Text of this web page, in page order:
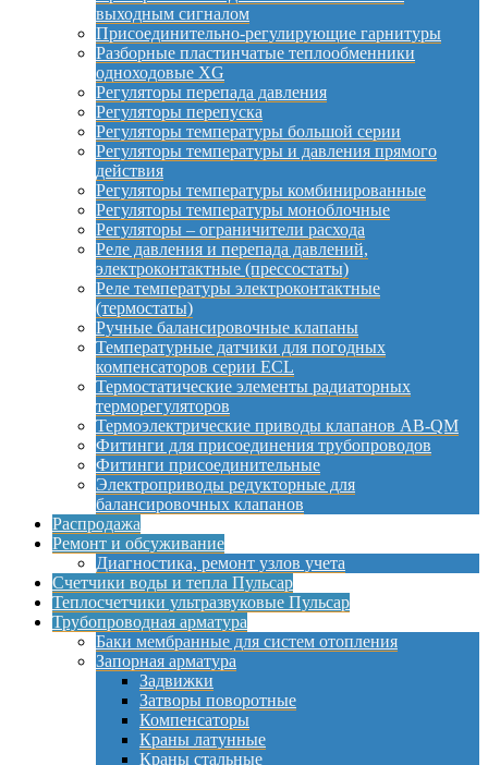
выходным сигналом
Присоединительно-регулирующие гарнитуры
Разборные пластинчатые теплообменники
одноходовые XG
Регуляторы перепада давления
Регуляторы перепуска
Регуляторы температуры большой серии
Регуляторы температуры и давления прямого
действия
Регуляторы температуры комбинированные
Регуляторы температуры моноблочные
Регуляторы – ограничители расхода
Реле давления и перепада давлений,
электроконтактные (прессостаты)
Реле температуры электроконтактные
(термостаты)
Ручные балансировочные клапаны
Температурные датчики для погодных
компенсаторов серии ECL
Термостатические элементы радиаторных
терморегуляторов
Термоэлектрические приводы клапанов AB-QM
Фитинги для присоединения трубопроводов
Фитинги присоединительные
Электроприводы редукторные для
балансировочных клапанов
Распродажа
Ремонт и обсуживание
Диагностика, ремонт узлов учета
Счетчики воды и тепла Пульсар
Теплосчетчики ультразвуковые Пульсар
Трубопроводная арматура
Баки мембранные для систем отопления
Запорная арматура
Задвижки
Затворы поворотные
Компенсаторы
Краны латунные
Краны стальные